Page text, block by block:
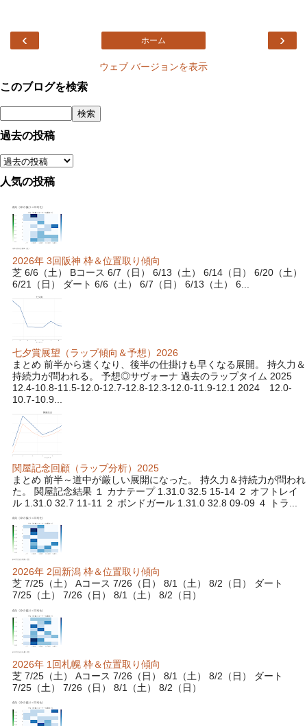
‹ ›
ホーム
ウェブ バージョンを表示
このブログを検索
過去の投稿
人気の投稿
2026年 3回阪神 枠＆位置取り傾向
芝 6/6（土） Bコース 6/7（日） 6/13（土） 6/14（日） 6/20（土）
6/21（日） ダート 6/6（土） 6/7（日） 6/13（土） 6...
七夕賞展望（ラップ傾向＆予想）2026
まとめ 前半から速くなり、後半の仕掛けも早くなる展開。 持久力＆
持続力が問われる。 予想◎サヴォーナ 過去のラップタイム 2025
12.4-10.8-11.5-12.0-12.7-12.8-12.3-12.0-11.9-12.1 2024 12.0-
10.7-10.9...
関屋記念回顧（ラップ分析）2025
まとめ 前半～道中が厳しい展開になった。 持久力＆持続力が問われ
た。 関屋記念結果 １ カナテープ 1.31.0 32.5 15-14 ２ オフトレイ
ル 1.31.0 32.7 11-11 ２ ボンドガール 1.31.0 32.8 09-09 ４ トラ...
2026年 2回新潟 枠＆位置取り傾向
芝 7/25（土） Aコース 7/26（日） 8/1（土） 8/2（日） ダート
7/25（土） 7/26（日） 8/1（土） 8/2（日）
2026年 1回札幌 枠＆位置取り傾向
芝 7/25（土） Aコース 7/26（日） 8/1（土） 8/2（日） ダート
7/25（土） 7/26（日） 8/1（土） 8/2（日）